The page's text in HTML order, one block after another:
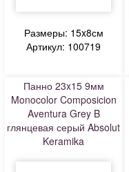
Размеры: 15x8см
Артикул: 100719
Панно 23x15 9мм
Monocolor Composicion
Aventura Grey B
глянцевая серый Absolut
Keramika